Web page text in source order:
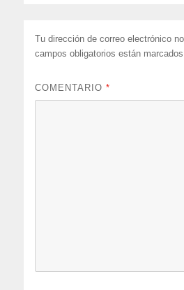
Tu dirección de correo electrónico
campos obligatorios están
COMENTARIO*